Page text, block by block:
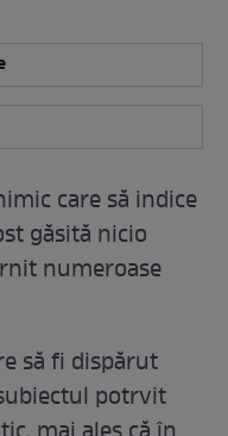
care să indice
găsită nicio
numeroase
să fi dispărut
potrvit